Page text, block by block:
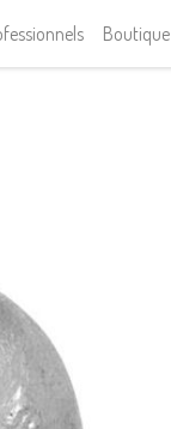
Boutique